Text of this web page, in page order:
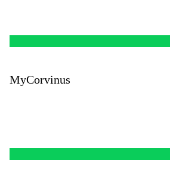
MyCorvinus